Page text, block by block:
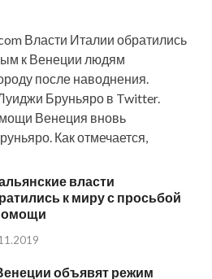
Власти Италии обратились
к Венеции людям
после наводнения.
Бруньяро в Twitter.
Венеция вновь
Как отмечается,
власти
к миру с просьбой
объявят режим